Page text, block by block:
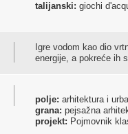
talijanski: giochi
Igre vodom kao dio
energije, a pokreće ih
polje: arhitektura i
grana: pejsažna
projekt: Pojmovnik